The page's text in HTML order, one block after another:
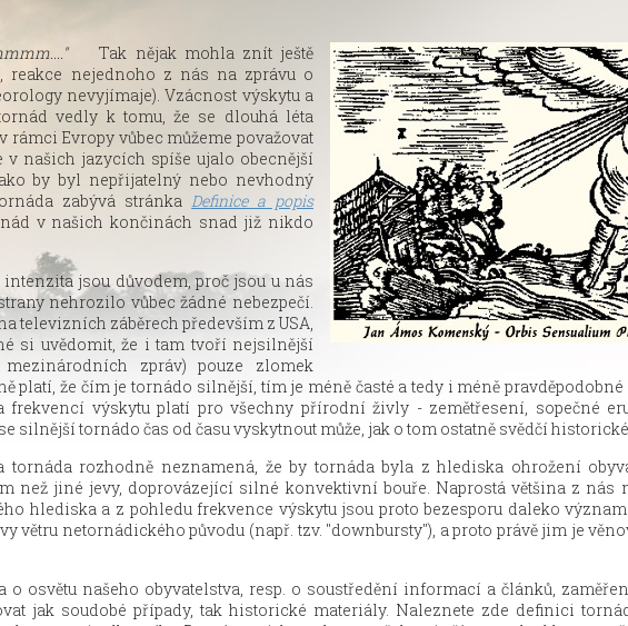
Tak nějak mohla znít ještě
reakce nejednoho z nás na zprávu o
nevyjímaje). Vzácnost výskytu a
vedly k tomu, že se dlouhá léta
rámci Evropy vůbec můžeme považovat
našich jazycích spíše ujalo obecnější
by byl nepřijatelný nebo nevhodný
zabývá stránkaDefinice a popis
v našich končinách snad již nikdo
jsou důvodem, proč jsou u nás
nehrozilo vůbec žádné nebezpečí.
televizních záběrech především z USA,
si uvědomit, že i tam tvoří nejsilnější
zpráv) pouze zlomek
platí, že čím je tornádo silnější, tím je méně časté a tedy i méně pravděpodobné
výskytu platí pro všechny přírodní živly - zemětřesení, sopečné
silnější tornádo čas od času vyskytnout může, jak o tom ostatně svědčí
tornáda rozhodně neznamená, že by tornáda byla z hlediska ohrožení
než jiné jevy, doprovázející silné konvektivní bouře. Naprostá většina z nás
hlediska a z pohledu frekvence výskytu jsou proto bezesporu daleko
větru netornádického původu (např. tzv. "downbursty"), a proto právě jim je
o osvětu našeho obyvatelstva, resp. o soustředění informací a článků,
jak soudobé případy, tak historické materiály. Naleznete zde definici